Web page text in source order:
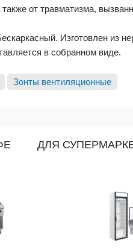
от травматизма,
Изготовлен из
в собранном виде.
Зонты вентиляционные
ДЛЯ